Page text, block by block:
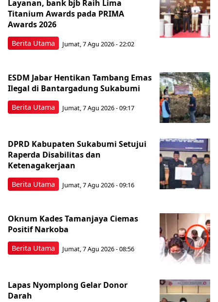
Berita Utama
Layanan, bank bjb Raih Lima
Titanium Awards pada PRIMA
Awards 2026
Jumat, 7 Agu 2026 - 22:02
Berita Utama
ESDM Jabar Hentikan Tambang Emas
Ilegal di Bantargadung Sukabumi
Jumat, 7 Agu 2026 - 09:17
Berita Utama
DPRD Kabupaten Sukabumi Setujui
Raperda Disabilitas dan
Ketenagakerjaan
Jumat, 7 Agu 2026 - 09:16
Berita Utama
Oknum Kades Tamanjaya Ciemas
Positif Narkoba
Jumat, 7 Agu 2026 - 08:56
Lapas Nyomplong Gelar Donor
Darah